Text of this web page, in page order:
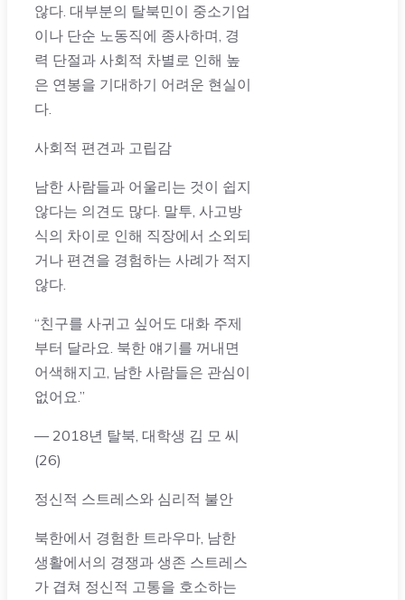
않다. 대부분의 탈북민이 중소기업
이나 단순 노동직에 종사하며, 경
력 단절과 사회적 차별로 인해 높
은 연봉을 기대하기 어려운 현실이
다.
사회적 편견과 고립감
남한 사람들과 어울리는 것이 쉽지
않다는 의견도 많다. 말투, 사고방
식의 차이로 인해 직장에서 소외되
거나 편견을 경험하는 사례가 적지
않다.
“친구를 사귀고 싶어도 대화 주제
부터 달라요. 북한 얘기를 꺼내면
어색해지고, 남한 사람들은 관심이
없어요.”
— 2018년 탈북, 대학생 김 모 씨
(26)
정신적 스트레스와 심리적 불안
북한에서 경험한 트라우마, 남한
생활에서의 경쟁과 생존 스트레스
가 겹쳐 정신적 고통을 호소하는